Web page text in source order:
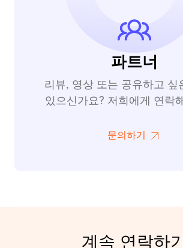
파트너
리뷰, 영상 또는 공유하고 싶
있으신가요? 저희에게 연락
문의하기
계속 연락하